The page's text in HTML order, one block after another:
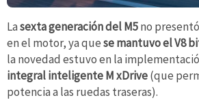
Lasexta generación del M5no
en el motor, ya quese mantuvo el V8
la novedad estuvo en la
integral inteligente M xDrive(que
potencia a las ruedas traseras).